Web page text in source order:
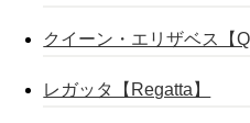
クイーン・エリザベス【
レガッタ【Regatta】